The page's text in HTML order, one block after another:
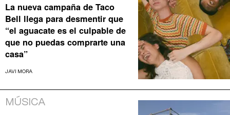
La nueva campaña de Taco
Bell llega para desmentir que
“el aguacate es el culpable de
que no puedas comprarte una
casa”
JAVI MORA
MÚSICA